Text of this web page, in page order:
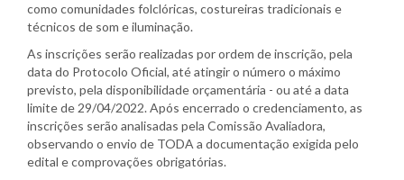
como comunidades folclóricas, costureiras tradicionais e
técnicos de som e iluminação.
As inscrições serão realizadas por ordem de inscrição, pela
data do Protocolo Oficial, até atingir o número o máximo
previsto, pela disponibilidade orçamentária - ou até a data
limite de 29/04/2022. Após encerrado o credenciamento, as
inscrições serão analisadas pela Comissão Avaliadora,
observando o envio de TODA a documentação exigida pelo
edital e comprovações obrigatórias.